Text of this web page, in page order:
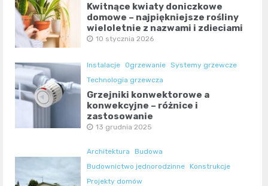
Kwitnące kwiaty doniczkowe
domowe – najpiękniejsze rośliny
wieloletnie z nazwami i zdjęciami
10 stycznia 2026
Instalacje Ogrzewanie Systemy grzewcze
Technologia grzewcza
Grzejniki konwektorowe a
konwekcyjne – różnice i
zastosowanie
13 grudnia 2025
Architektura
Budowa
Budownictwo jednorodzinne Konstrukcje
Projekty domów